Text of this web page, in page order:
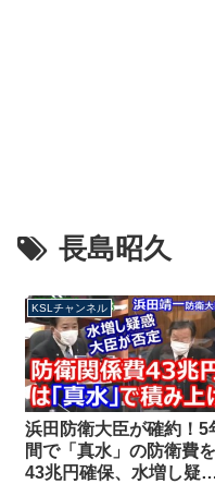
長島昭久
KSLチャンネル
浜田防衛大臣が確約！5
間で「真水」の防衛費を
43兆円確保、水増し疑